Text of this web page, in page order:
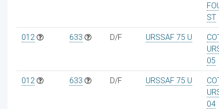
ST
012 633 D/F URSSAF 75 U
05
012 633 D/F URSSAF 75 U
04